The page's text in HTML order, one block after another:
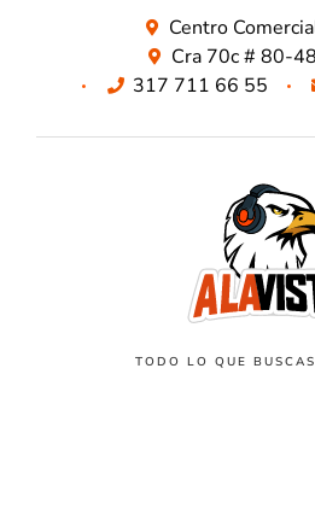
Centro
Cra 70c # 80-
317 711 66 55
TODO LO QUE